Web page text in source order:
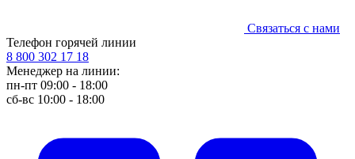
Связаться с нами
Телефон горячей линии
8 800 302 17 18
Менеджер на линии:
пн-пт 09:00 - 18:00
сб-вс 10:00 - 18:00